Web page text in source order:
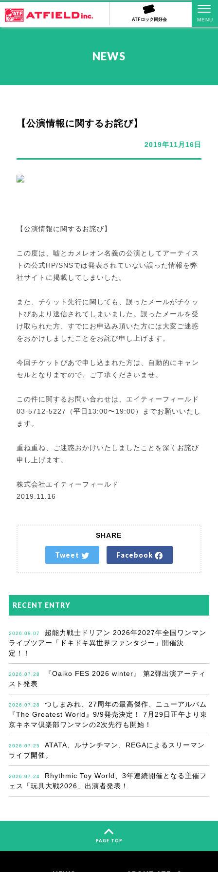
ATFロック同好会
NEWS
【公演情報に関するお詫び】
2019年11月16日
【公演情報に関するお詫び】
この度は、嘘とカメレオン名義の公演としてアーティス
トの公式HP/SNSでは発表されていない誤った情報を弊
社サイトに掲載してしまいした。
また、チケット先行に関しても、誤ったメールがチケッ
トぴあより送信されてしまいました。誤ったメールを受
け取られた方、すでにお申込み頂いた方には大変ご迷惑
をおかけしましたことをお詫び申し上げます。
今回チケットぴあで申し込まれた方は、自動的にキャン
セルとなりますので、ご了承くださいませ。
この件に関するお問い合わせは、エイティーフィールド
03-5712-5227（平日13:00〜19:00）までお願いいたし
ます。
重ね重ね、ご迷惑おかけいたしましたことを深くお詫び
申し上げます。
株式会社エイティーフィールド
2019.11.16
SHARE
Tweet Facebook
RECENT ENTRY
2026.08.07
超能力戦士ドリアン 2026年2027年全国ワンマン
ライブツアー「ドキドキ異世界ファンタジー」開催決
定！！
2026.07.28
『Oaiko FES 2026 winter』 第2弾出演アーティ
スト発表
2026.07.28
つしまみれ、27周年の最高傑作、ニューアルバム
『The Greatest World』9/9発売決定！ 7月29日正午より東
京キネマ倶楽部ワンマンの2次先行も開始！
2026.07.25
ATATA、ルサンチマン、REGAによるスリーマン
ライブ開催。
2026.07.24
Rhythmic Toy World、3年連続開催となる主催フ
ェス「玩具大戦2026」出演者発表！
PAGE TOP